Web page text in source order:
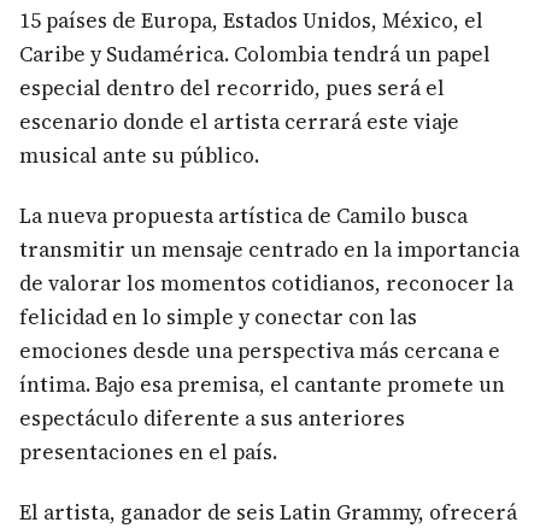
15 países de Europa, Estados Unidos, México, el
Caribe y Sudamérica. Colombia tendrá un papel
especial dentro del recorrido, pues será el
escenario donde el artista cerrará este viaje
musical ante su público.
La nueva propuesta artística de Camilo busca
transmitir un mensaje centrado en la importancia
de valorar los momentos cotidianos, reconocer la
felicidad en lo simple y conectar con las
emociones desde una perspectiva más cercana e
íntima. Bajo esa premisa, el cantante promete un
espectáculo diferente a sus anteriores
presentaciones en el país.
El artista, ganador de seis Latin Grammy, ofrecerá